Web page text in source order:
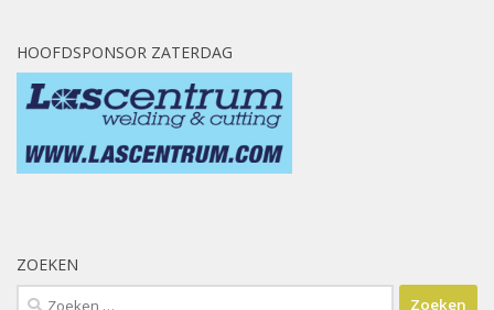
HOOFDSPONSOR ZATERDAG
ZOEKEN
Zoeken